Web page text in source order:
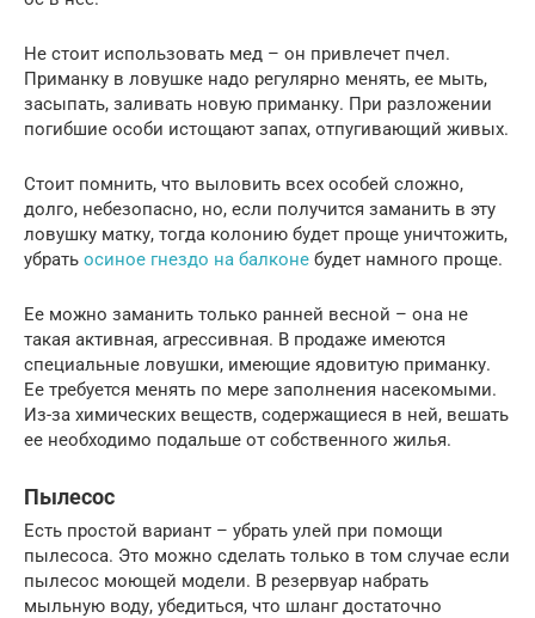
Не стоит использовать мед – он привлечет пчел.
Приманку в ловушке надо регулярно менять, ее мыть,
засыпать, заливать новую приманку. При разложении
погибшие особи истощают запах, отпугивающий живых.
Стоит помнить, что выловить всех особей сложно,
долго, небезопасно, но, если получится заманить в эту
ловушку матку, тогда колонию будет проще уничтожить,
убрать осиное гнездо на балконе будет намного проще.
Ее можно заманить только ранней весной – она не
такая активная, агрессивная. В продаже имеются
специальные ловушки, имеющие ядовитую приманку.
Ее требуется менять по мере заполнения насекомыми.
Из-за химических веществ, содержащиеся в ней, вешать
ее необходимо подальше от собственного жилья.
Пылесос
Есть простой вариант – убрать улей при помощи
пылесоса. Это можно сделать только в том случае если
пылесос моющей модели. В резервуар набрать
мыльную воду, убедиться, что шланг достаточно